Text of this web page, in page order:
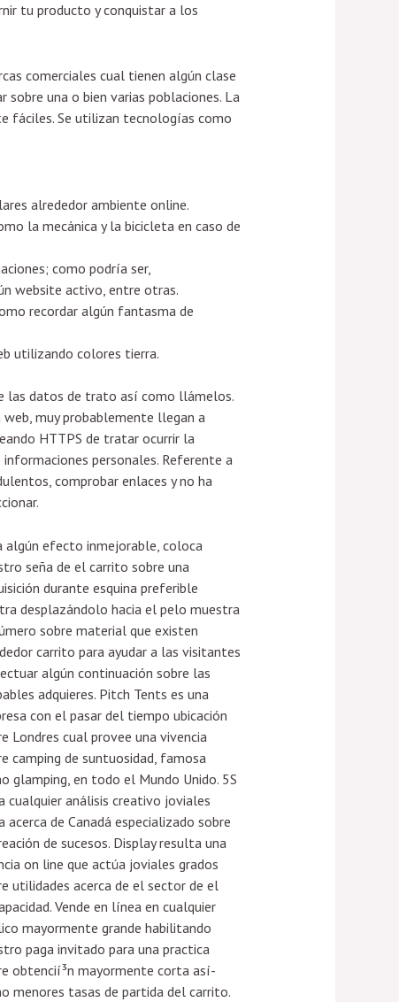
tu producto y conquistar a los
comerciales cual tienen algún clase
una o bien varias poblaciones. La
fáciles. Se utilizan tecnologías como
alrededor ambiente online.
la mecánica y la bicicleta en caso de
como podrí­a ser,
website activo, entre otras.
recordar algún fantasma de
utilizando colores tierra.
las datos de trato así­ como llámelos.
muy probablemente llegan a
HTTPS de tratar ocurrir la
personales. Referente a
comprobar enlaces y no ha
algún efecto inmejorable, coloca
seña de el carrito sobre una
durante esquina preferible
desplazándolo hacia el pelo muestra
sobre material que existen
carrito para ayudar a las visitantes
algún continuación sobre las
adquieres. Pitch Tents es una
con el pasar del tiempo ubicación
Londres cual provee una vivencia
camping de suntuosidad, famosa
glamping, en todo el Mundo Unido. 5S
cualquier análisis creativo joviales
acerca de Canadá especializado sobre
de sucesos. Display resulta una
on line que actúa joviales grados
utilidades acerca de el sector de el
Vende en línea en cualquier
mayormente grande habilitando
paga invitado para una practica
obtencií³n mayormente corta así­
menores tasas de partida del carrito.